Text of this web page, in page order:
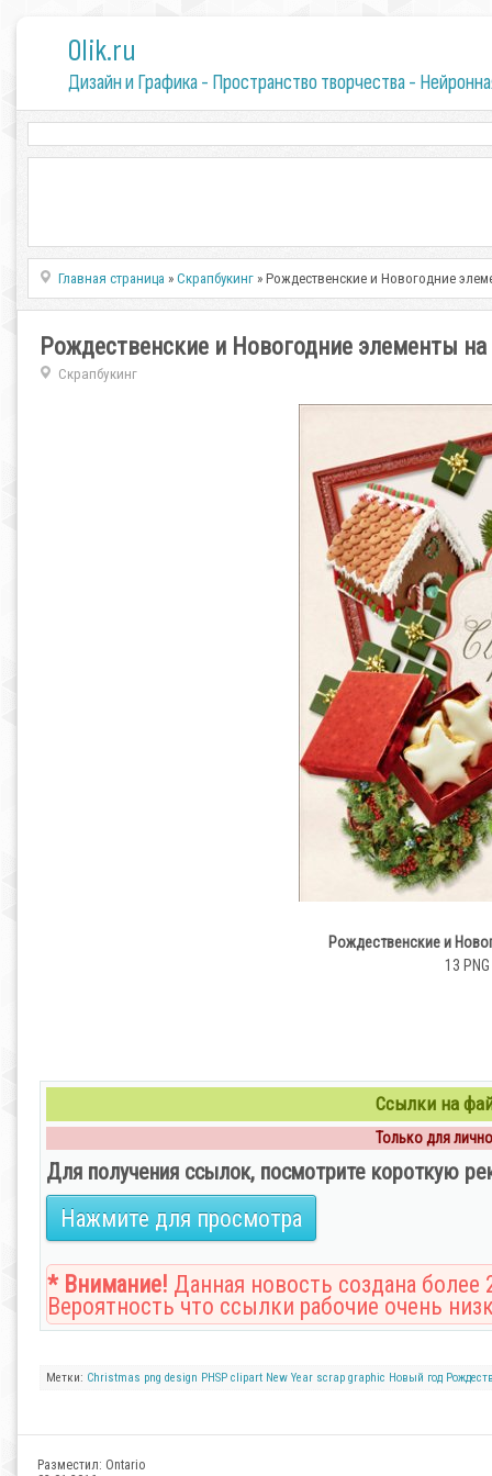
0lik.ru
Дизайн и Графика - Пространство творчества -
Главная страница »Скрапбукинг » Рождественские и Новогодние
Рождественские и Новогодние элементы
Скрапбукинг
Рождественские и
13
Ссылки на
Только для
Для получения ссылок, посмотрите короткую
Нажмите для просмотра
* Внимание! Данная новость создана более
Вероятность что ссылки рабочие очень
Метки: Christmas png design PHSP clipart New Year scrap graphic Новый год
Разместил: Ontario